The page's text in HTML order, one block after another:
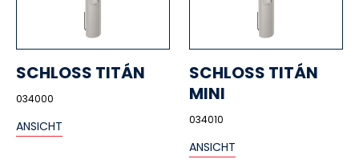
SCHLOSS TITÁN
034000
ANSICHT
SCHLOSS TITÁN
MINI
034010
ANSICHT